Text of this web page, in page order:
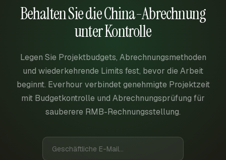
Behalten Sie die China-Abrechnung
unter Kontrolle
Legen Sie Projektbudgets, Abrechnungsmethoden
und wiederkehrende Limits fest, bevor die Arbeit
beginnt. Everhour verbindet genehmigte Projektzeit
mit Budgetkontrolle und Abrechnungsprüfung für
sauberere RMB-Rechnungsstellung.